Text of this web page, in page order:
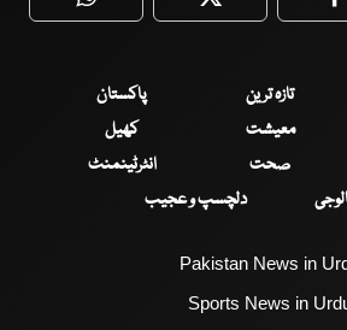
WhatsApp Twitter
تازہ ترین
پاکستان
معیشت
کھیل
صحت
انٹرٹینمنٹ
دلچسپ و عجیب
Pakistan News in
Sports News in